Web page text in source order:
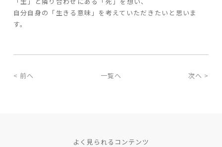
自分自身の「生きる意味」を考えていただきたいと思いま
す。
< 前へ 一覧へ 次へ >
よく見られるコンテンツ